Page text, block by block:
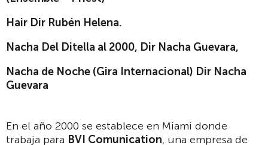
Hair Dir Rubén Helena.
Nacha Del Ditella al 2000, Dir Nacha Guevara,
Nacha de Noche (Gira Internacional) Dir Nacha
Guevara
En el año 2000 se establece en Miami donde
trabaja para BVI Comunication, una empresa de